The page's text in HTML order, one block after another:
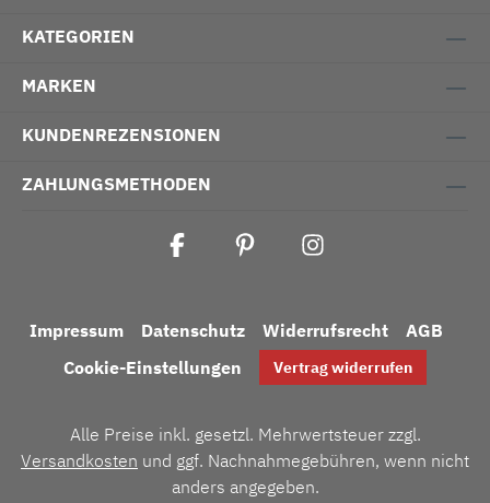
KATEGORIEN
MARKEN
KUNDENREZENSIONEN
ZAHLUNGSMETHODEN
Impressum Datenschutz Widerrufsrecht
AGB
Cookie-Einstellungen
Vertrag widerrufen
Alle Preise inkl. gesetzl. Mehrwertsteuer zzgl.
Versandkosten und ggf. Nachnahmegebühren, wenn nicht
anders angegeben.